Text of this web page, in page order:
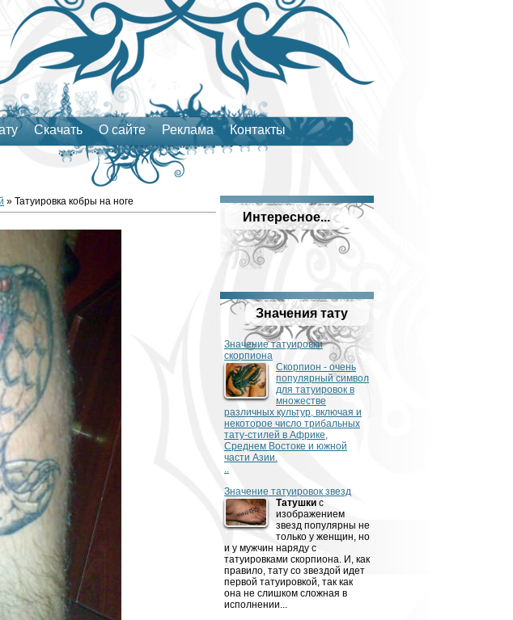
Скачать О сайте Реклама Контакты
Интересное...
Значения тату
Значение татуировки
скорпиона
Скорпион - очень
популярный символ
для татуировок в
множестве
различных культур, включая и
некоторое число трибальных
тату-стилей в Африке,
Среднем Востоке и южной
части Азии.
..
Значение татуировок звезд
Татушки с
изображением
звезд популярны не
только у женщин, но
и у мужчин наряду с
татуировками скорпиона. И, как
правило, тату со звездой идет
первой татуировкой, так как
она не слишком сложная в
исполнении...
» Татуировка кобры на ноге